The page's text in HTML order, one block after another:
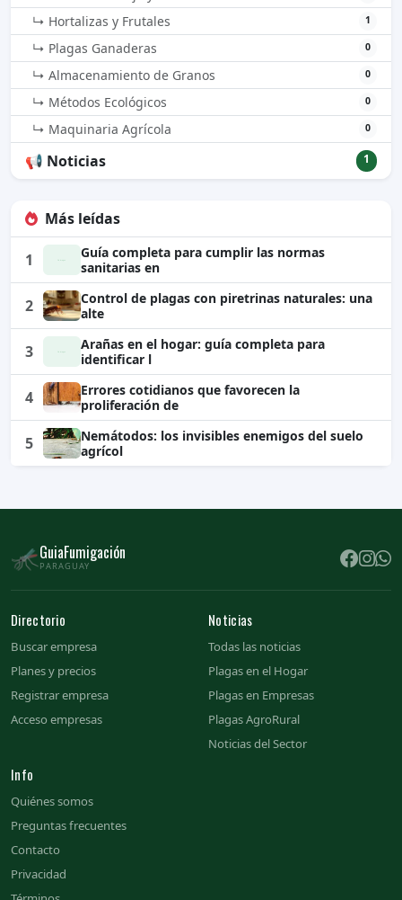
↳ Hortalizas y Frutales 1
↳ Plagas Ganaderas 0
↳ Almacenamiento de Granos 0
↳ Métodos Ecológicos 0
↳ Maquinaria Agrícola 0
📢 Noticias 1
Más leídas
1
Guía completa para cumplir las normas
sanitarias en
2
Control de plagas con piretrinas naturales: una
alte
3
Arañas en el hogar: guía completa para
identificar l
4
Errores cotidianos que favorecen la
proliferación de
5
Nemátodos: los invisibles enemigos del suelo
agrícol
🦟GuiaFumigación
PARAGUAY
Directorio
Buscar empresa
Planes y precios
Registrar empresa
Acceso empresas
Noticias
Todas las noticias
Plagas en el Hogar
Plagas en Empresas
Plagas AgroRural
Noticias del Sector
Info
Quiénes somos
Preguntas frecuentes
Contacto
Privacidad